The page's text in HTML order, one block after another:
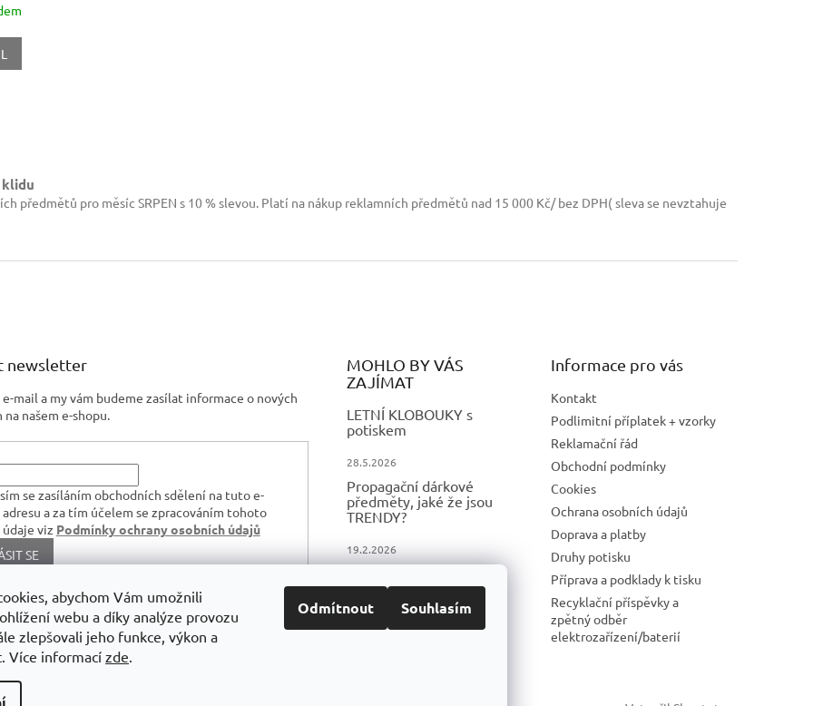
abychom Vám umožnili
webu a díky analýze provozu
zlepšovali jeho funkce, výkon a
Více informací zde.
Odmítnout Souhlasím
d
í
p
předmětů pro měsíc SRPEN s 10 % slevou. Platí na nákup reklamních předmětů nad 15 000 Kč/ bez DPH( sleva se nevztahuje
newsletter
mail a my vám budeme zasílat informace o nových
našem e-shopu.
se zasíláním obchodních sdělení na tuto e-
a za tím účelem se zpracováním tohoto
viz Podmínky ochrany osobních údajů
SE
MOHLO BY VÁS
ZAJÍMAT
LETNÍ KLOBOUKY s
potiskem
28.5.2026
Propagační dárkové
předměty, jaké že jsou
TRENDY?
19.2.2026
TEXTIL S POTISKEM
Informace pro vás
Kontakt
Podlimitní příplatek + vzorky
Reklamační řád
Obchodní podmínky
Cookies
Ochrana osobních údajů
Doprava a platby
Druhy potisku
Příprava a podklady k tisku
Recyklační příspěvky a
zpětný odběr
elektrozařízení/baterií